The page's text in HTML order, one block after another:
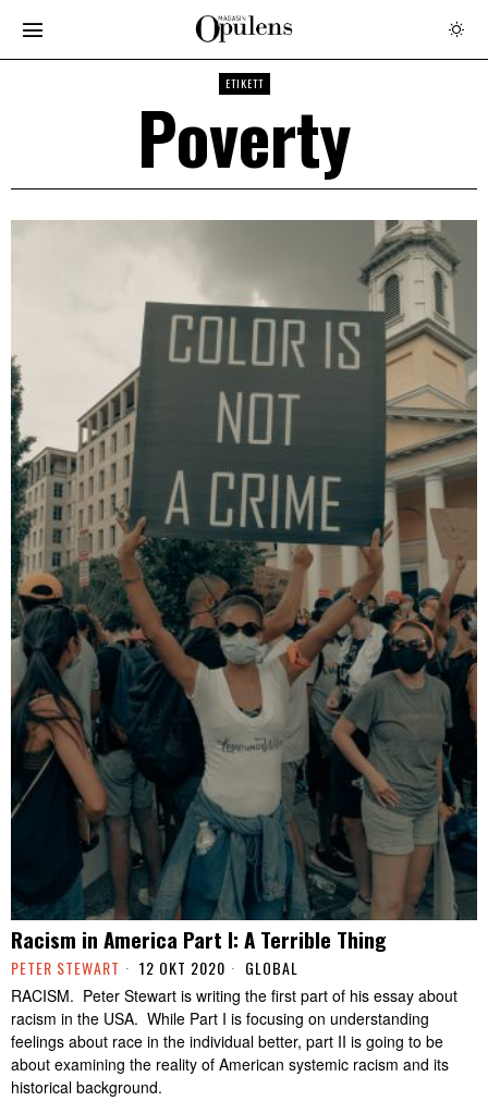
ETIKETT
Poverty
Racism in America Part I: A Terrible Thing
PETER STEWART 12 OKT 2020 GLOBAL
RACISM. Peter Stewart is writing the first part of his essay about
racism in the USA. While Part I is focusing on understanding
feelings about race in the individual better, part II is going to be
about examining the reality of American systemic racism and its
historical background.